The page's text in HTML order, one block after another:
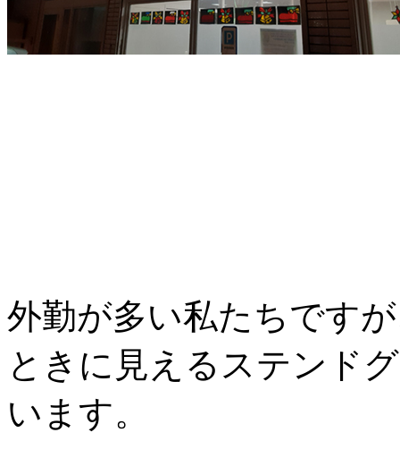
外勤が多い私たちです
ときに見えるステンド
います。